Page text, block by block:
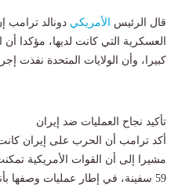
قال الرئيس الأمريكي دونالد ترامب
العسكرية التي كانت لديها، مؤكدا
كبيرا، وأن الولايات المتحدة نفذت
تأكيد نجاح العمليات ضد إيران
أكد ترامب أن الحرب على إيران
مشيرا إلى أن القوات الأمريكية
59 سفينة، في إطار عمليات وصفها بأنها كان يجب تنفيذها منذ 47 عاما.